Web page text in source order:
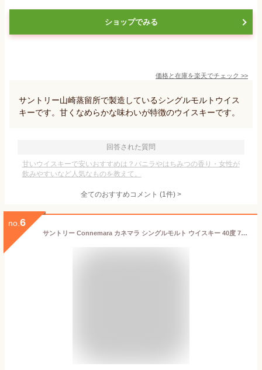
ショップでみる
価格と在庫を楽天でチェック >>
サントリー山崎蒸留所で製造しているシングルモルトウイス
キーです。甘くなめらかな味わいが特徴のウイスキーです。
回答された質問
甘いウイスキーで安いおすすめは？バニラやはちみつの香り・女性が
飲みやすいなど人気なものを教えて。
全てのおすすめコメント (1件) >
no. 6
サントリー Connemara カネマラ シングルモルト ウイスキー 40度 700ml 1本